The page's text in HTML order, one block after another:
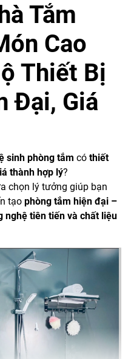
Tắm
Cao
Thiết Bị
Đại, Giá
sinh phòng tắm có thiết
thành hợp lý?
chọn lý tưởng giúp bạn
tạo phòng tắm hiện đại –
nghệ tiên tiến và chất liệu